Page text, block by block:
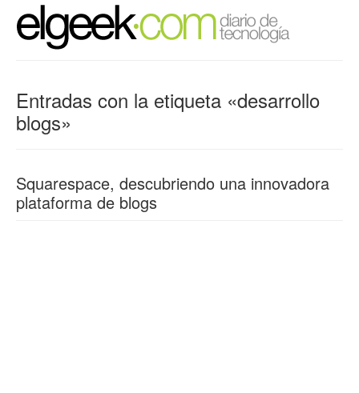
Entradas con la etiqueta «desarrollo
blogs»
Squarespace, descubriendo una innovadora
plataforma de blogs